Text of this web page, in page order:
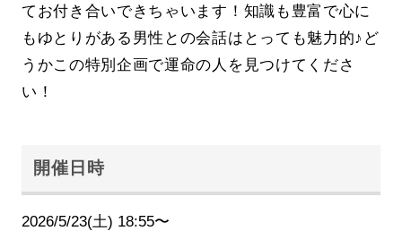
てお付き合いできちゃいます！知識も豊富で心に
もゆとりがある男性との会話はとっても魅力的♪ど
うかこの特別企画で運命の人を見つけてくださ
い！
開催日時
2026/5/23(土) 18:55〜